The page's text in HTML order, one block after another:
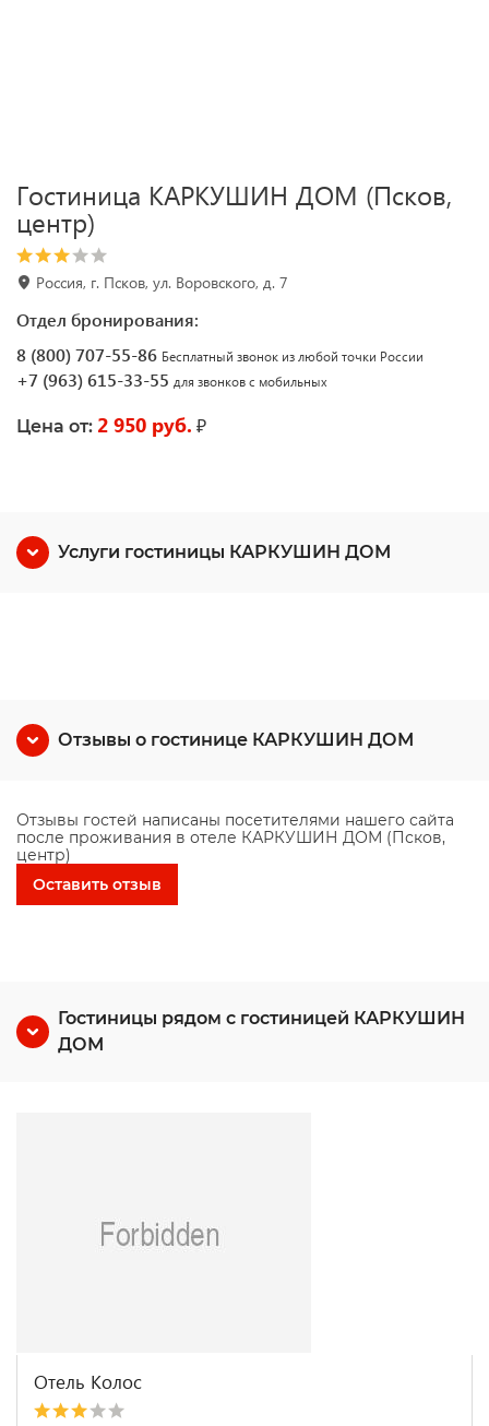
Гостиница КАРКУШИН ДОМ (Псков,
центр)
Россия, г. Псков, ул. Воровского, д. 7
Отдел бронирования:
8 (800) 707-55-86 Бесплатный звонок из любой точки России
+7 (963) 615-33-55 для звонков с мобильных
Цена от: 2 950 руб. ₽
Услуги гостиницы КАРКУШИН ДОМ
Отзывы о гостинице КАРКУШИН ДОМ
Отзывы гостей написаны посетителями нашего сайта
после проживания в отеле КАРКУШИН ДОМ (Псков,
центр)
Оставить отзыв
Гостиницы рядом с гостиницей КАРКУШИН
ДОМ
Отель Колос